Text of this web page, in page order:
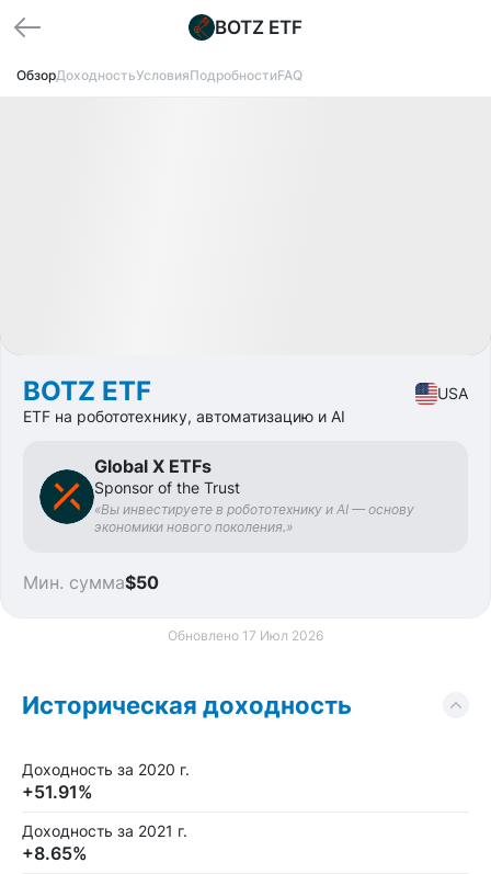
BOTZ ETF
ОбзорДоходностьУсловияПодробностиFAQ
BOTZ ETF
USA
ETF на робототехнику, автоматизацию и AI
Global X ETFs
Sponsor of the Trust
«Вы инвестируете в робототехнику и AI — основу
экономики нового поколения.»
$50
Мин. сумма
Обновлено 17 Июл 2026
Историческая доходность
Доходность за 2020 г.
+51.91%
Доходность за 2021 г.
+8.65%